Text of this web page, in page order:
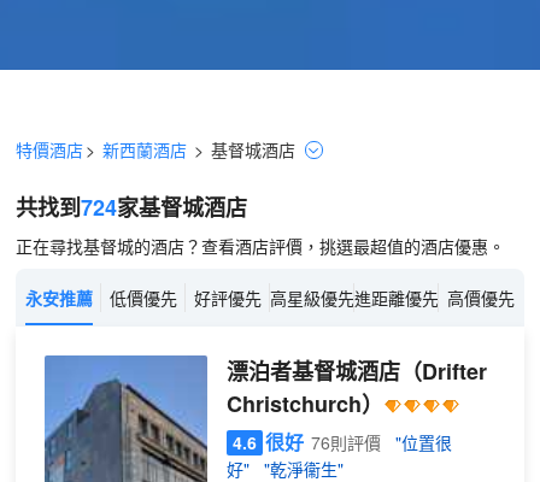
特價酒店> 新西蘭酒店 > 基督城酒店
共找到724家基督城酒店
正在尋找基督城的酒店？查看酒店評價，挑選最超值的酒店優惠。
永安推薦 低價優先 好評優先 高星級優先進距離優先 高價優先
漂泊者基督城酒店（Drifter
Christchurch）
4.6 很好 76則評價
"位置很
好"
"乾淨衞生"